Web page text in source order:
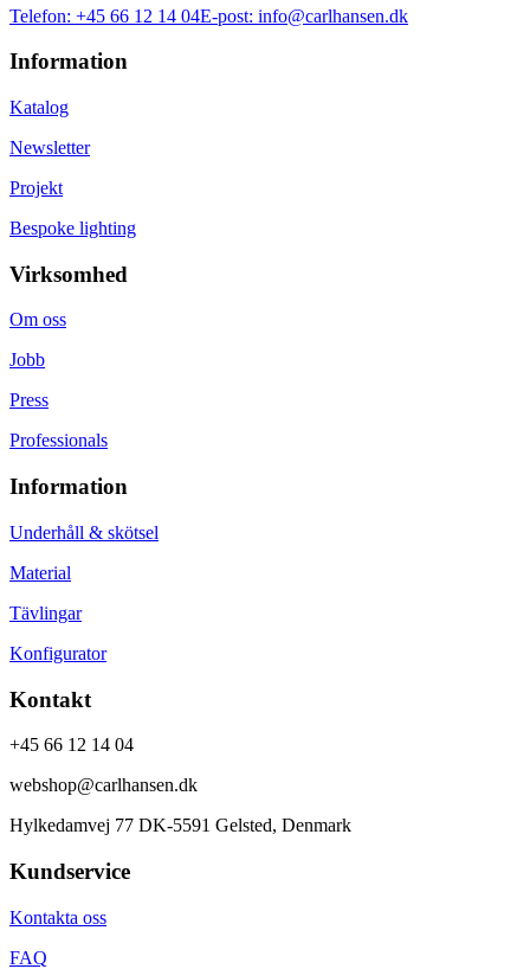
Telefon: +45 66 12 14 04E-post: info@carlhansen.dk
Information
Katalog
Newsletter
Projekt
Bespoke lighting
Virksomhed
Om oss
Jobb
Press
Professionals
Information
Underhåll & skötsel
Material
Tävlingar
Konfigurator
Kontakt
+45 66 12 14 04
webshop@carlhansen.dk
Hylkedamvej 77 DK-5591 Gelsted, Denmark
Kundservice
Kontakta oss
FAQ